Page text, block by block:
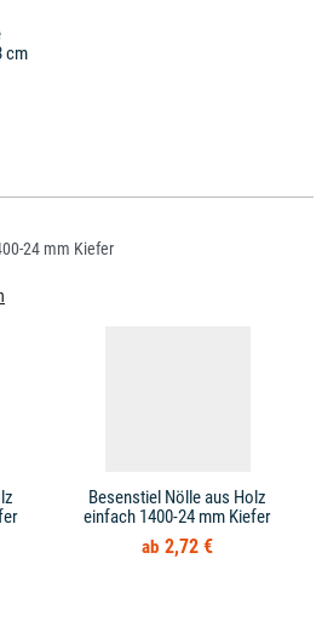
cm
24 mm Kiefer
Besenstiel Nölle aus Holz
einfach 1400-24 mm Kiefer
2,72 €